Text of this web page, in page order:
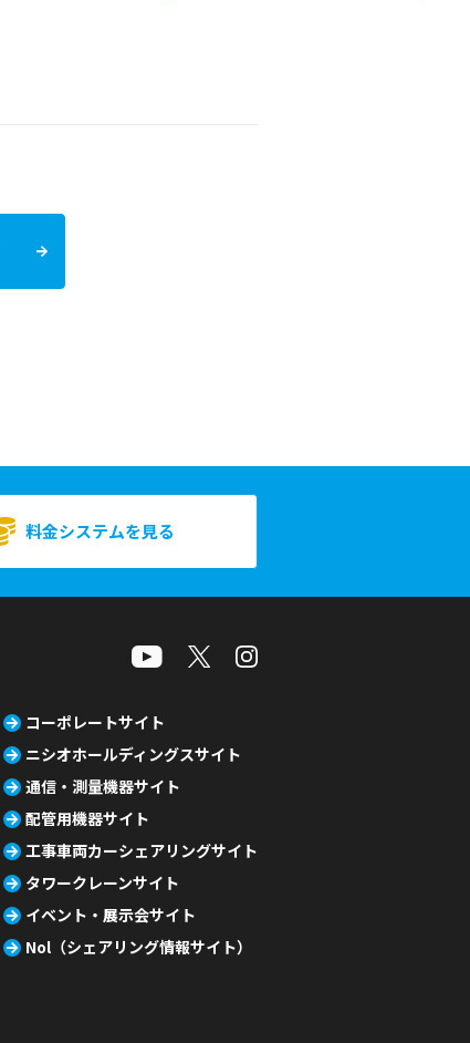
料金システムを見る
コーポレートサイト
ニシオホールディングスサイト
通信・測量機器サイト
配管用機器サイト
工事車両カーシェアリングサイト
タワークレーンサイト
イベント・展示会サイト
Nol（シェアリング情報サイト）